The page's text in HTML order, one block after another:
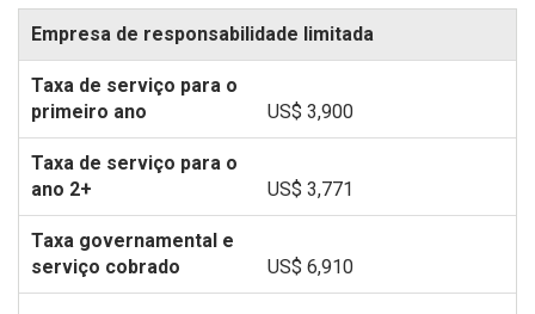
Empresa de responsabilidade limitada
US$ 3,900
US$ 3,771
US$ 6,910